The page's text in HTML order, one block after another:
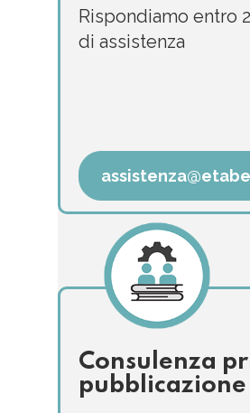
Rispondiamo entro
di assistenza
Consulenza
pubblicazione